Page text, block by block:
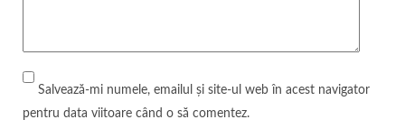
Salvează-mi numele, emailul și site-ul web în acest navigator
pentru data viitoare când o să comentez.